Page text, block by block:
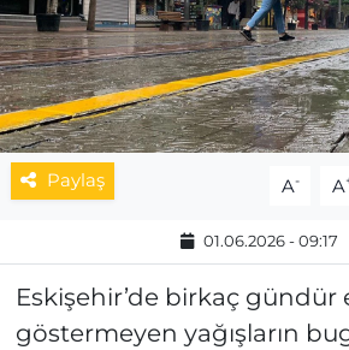
Paylaş A- A
01.06.2026 - 09:17
Eskişehir’de birkaç gündür
göstermeyen yağışların
ESKİŞEHİRSPOR